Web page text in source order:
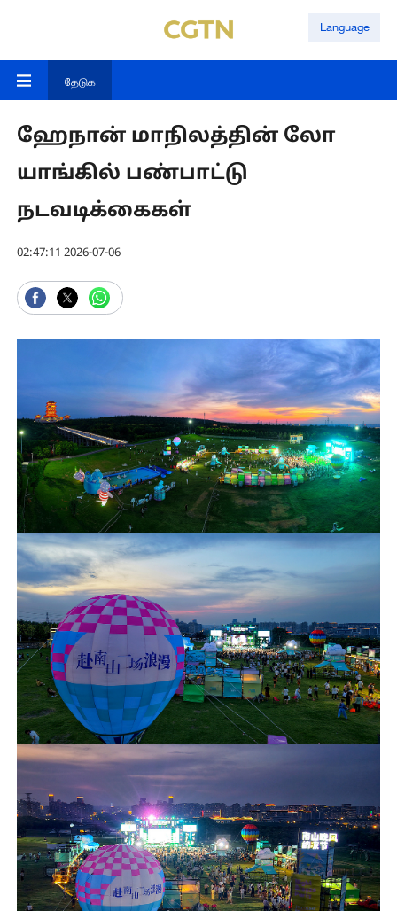
Language
தேடுக
ஹேநான் மாநிலத்தின் லோ
யாங்கில் பண்பாட்டு
நடவடிக்கைகள்
02:47:11 2026-07-06